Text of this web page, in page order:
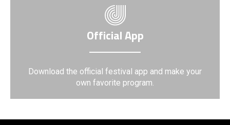
Official App
Download the official festival app and make your
own favorite program.